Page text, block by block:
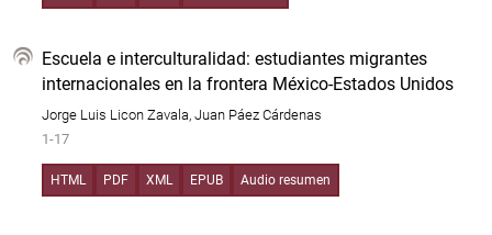
Escuela e interculturalidad: estudiantes migrantes
internacionales en la frontera México-Estados Unidos
Jorge Luis Licon Zavala, Juan Páez Cárdenas
1-17
HTML PDF XML EPUB Audio resumen